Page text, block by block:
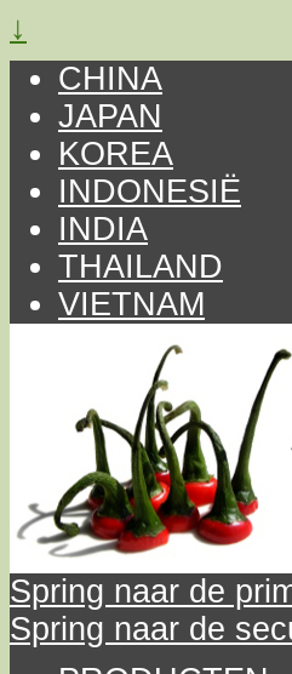
↓
CHINA
JAPAN
KOREA
INDONESIË
INDIA
THAILAND
VIETNAM
Spring naar de
Spring naar de